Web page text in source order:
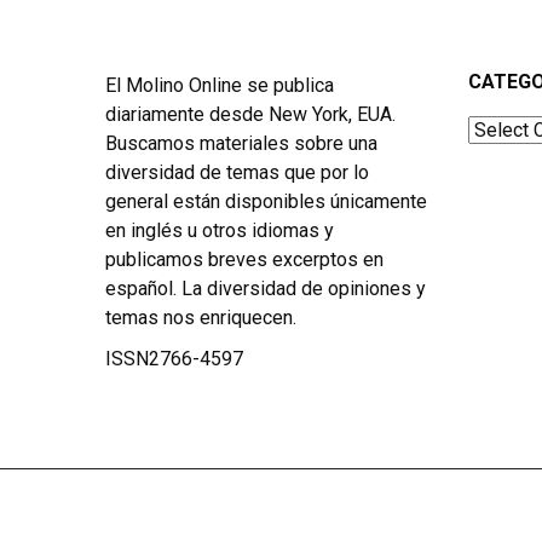
El Molino Online se publica
diariamente desde New York, EUA.
Buscamos materiales sobre una
diversidad de temas que por lo
general están disponibles únicamente
en inglés u otros idiomas y
publicamos breves excerptos en
español. La diversidad de opiniones y
temas nos enriquecen.
ISSN2766-4597